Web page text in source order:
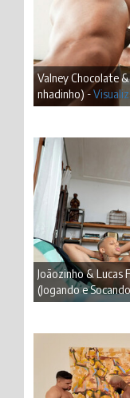
Valney Chocolate
nhadinho) -
Joãozinho & Lucas
(Jogando e